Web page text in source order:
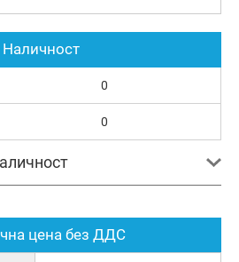
цена без ДДС
Наличност
0
0